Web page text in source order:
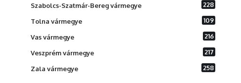
Szabolcs-Szatmár-Bereg vármegye 228
Tolna vármegye 109
Vas vármegye 216
Veszprém vármegye 217
Zala vármegye 258